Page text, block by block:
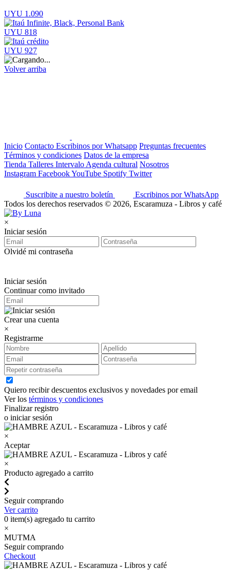
UYU 1.090
UYU 818
UYU 927
Volver arriba
Inicio Contacto Escribinos por Whatsapp Preguntas frecuentes
Términos y condiciones Datos de la empresa
Tienda Talleres Intervalo Agenda cultural Nosotros
Instagram FacebookYouTube Spotify Twitter
Suscribite a nuestro boletín
Escribinos por WhatsApp
Todos los derechos reservados © 2026, Escaramuza - Libros y café
×
Iniciar sesión
Olvidé mi contraseña
Iniciar sesión
Continuar como invitado
Crear una cuenta
×
Registrarme
Quiero recibir descuentos exclusivos y novedades por email
Ver los términos y condiciones
Finalizar registro
o iniciar sesión
×
Aceptar
×
Producto agregado a carrito
Seguir comprando
Ver carrito
0 item(s) agregado tu carrito
×
MUTMA
Seguir comprando
Checkout